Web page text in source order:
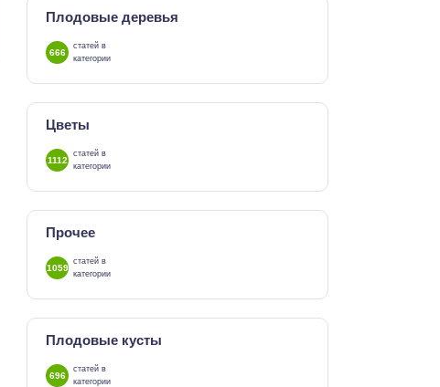
Плодовые деревья
666
статей в
категории
Цветы
1112
статей в
категории
Прочее
1059
статей в
категории
Плодовые кусты
696
статей в
категории